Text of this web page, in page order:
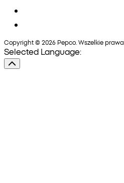
Copyright © 2026 Pepco. Wszelkie
Selected Language: